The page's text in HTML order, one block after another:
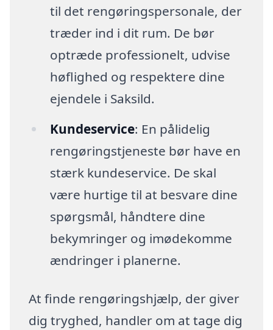
til det rengøringspersonale, der
træder ind i dit rum. De bør
optræde professionelt, udvise
høflighed og respektere dine
ejendele i Saksild.
Kundeservice: En pålidelig
rengøringstjeneste bør have en
stærk kundeservice. De skal
være hurtige til at besvare dine
spørgsmål, håndtere dine
bekymringer og imødekomme
ændringer i planerne.
At finde rengøringshjælp, der giver
dig tryghed, handler om at tage dig